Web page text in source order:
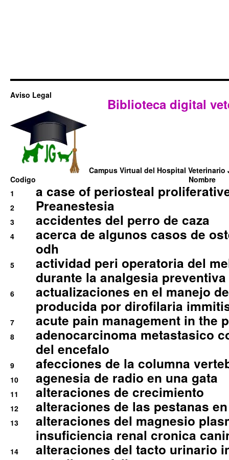
Aviso Legal
Biblioteca digital
Campus Virtual del Hospital Veterinario
Codigo
Nombre
1
a case of periosteal
2 Preanestesia
3 accidentes del perro de caza
4
acerca de algunos casos de
odh
5
actividad peri operatoria del
durante la analgesia
6
actualizaciones en el manejo
producida por dirofilaria
7 acute pain management in the
8
adenocarcinoma metastasico
del encefalo
9 afecciones de la columna
10 agenesia de radio en una gata
11 alteraciones de crecimiento
12 alteraciones de las pestanas
13
alteraciones del magnesio
insuficiencia renal cronica
14
alteraciones del tacto urinario